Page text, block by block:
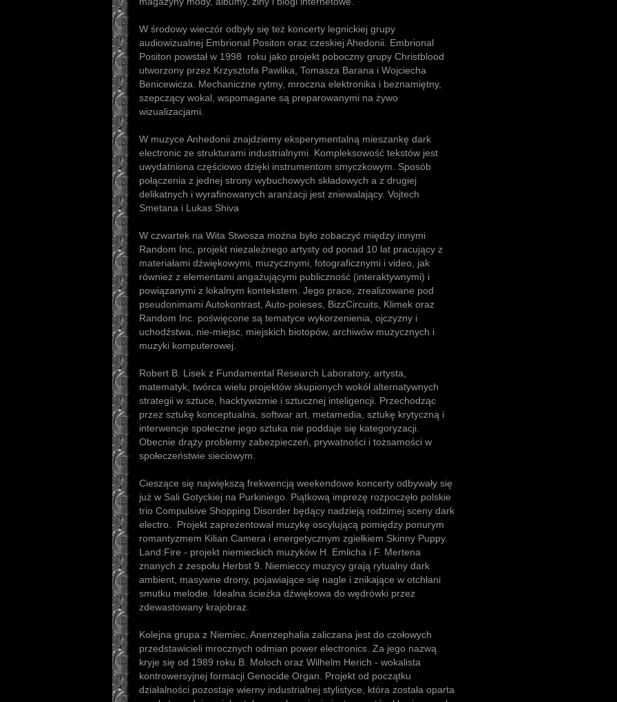
W środowy wieczór odbyły się też koncerty legnickiej grupy
audiowizualnej Embrional Positon oraz czeskiej Ahedonii. Embrional
Positon powstał w 1998 roku jako projekt poboczny grupy Christblood
utworzony przez Krzysztofa Pawlika, Tomasza Barana i Wojciecha
Benicewicza. Mechaniczne rytmy, mroczna elektronika i beznamiętny,
szepczący wokal, wspomagane są preparowanymi na żywo
wizualizacjami.
W muzyce Anhedonii znajdziemy eksperymentalną mieszankę dark
electronic ze strukturami industrialnymi. Kompleksowość tekstów jest
uwydatniona częściowo dzięki instrumentom smyczkowym. Sposób
połączenia z jednej strony wybuchowych składowych a z drugiej
delikatnych i wyrafinowanych aranżacji jest zniewalający. Vojtech
Smetana i Lukas Shiva
W czwartek na Wita Stwosza można było zobaczyć między innymi
Random Inc, projekt niezależnego artysty od ponad 10 lat pracujący z
materiałami dźwiękowymi, muzycznymi, fotograficznymi i video, jak
również z elementami angażującymi publiczność (interaktywnymi) i
powiązanymi z lokalnym kontekstem. Jego prace, zrealizowane pod
pseudonimami Autokontrast, Auto-poieses, BizzCircuits, Klimek oraz
Random Inc. poświęcone są tematyce wykorzenienia, ojczyzny i
uchodźstwa, nie-miejsc, miejskich biotopów, archiwów muzycznych i
muzyki komputerowej.
Robert B. Lisek z Fundamental Research Laboratory, artysta,
matematyk, twórca wielu projektów skupionych wokół alternatywnych
strategii w sztuce, hacktywizmie i sztucznej inteligencji. Przechodząc
przez sztukę konceptualna, softwar art, metamedia, sztukę krytyczną i
interwencje społeczne jego sztuka nie poddaje się kategoryzacji.
Obecnie drąży problemy zabezpieczeń, prywatności i tożsamości w
społeczeństwie sieciowym.
Cieszące się największą frekwencją weekendowe koncerty odbywały się
już w Sali Gotyckiej na Purkiniego. Piątkową imprezę rozpoczęło polskie
trio Compulsive Shopping Disorder będący nadzieją rodzimej sceny dark
electro. Projekt zaprezentował muzykę oscylującą pomiędzy ponurym
romantyzmem Kilian Camera i energetycznym zgiełkiem Skinny Puppy.
Land:Fire - projekt niemieckich muzyków H. Emlicha i F. Mertena
znanych z zespołu Herbst 9. Niemieccy muzycy grają rytualny dark
ambient, masywne drony, pojawiające się nagle i znikające w otchłani
smutku melodie. Idealna ścieżka dźwiękowa do wędrówki przez
zdewastowany krajobraz.
Kolejna grupa z Niemiec, Anenzephalia zaliczana jest do czołowych
przedstawicieli mrocznych odmian power electronics. Za jego nazwą
kryje się od 1989 roku B. Moloch oraz Wilhelm Herich - wokalista
kontrowersyjnej formacji Genocide Organ. Projekt od początku
działalności pozostaje wierny industrialnej stylistyce, która została oparta